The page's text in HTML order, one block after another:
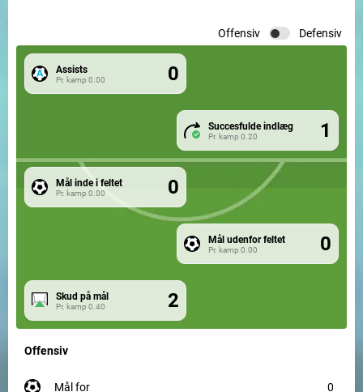
Offensiv Defensiv
Assists
Pr. kamp 0.00 0
Succesfulde indlæg
Pr. kamp 0.20 1
Mål inde i feltet
Pr. kamp 0.00 0
Mål udenfor feltet
Pr. kamp 0.00 0
Skud på mål
Pr. kamp 0.40 2
Offensiv
mål for 0